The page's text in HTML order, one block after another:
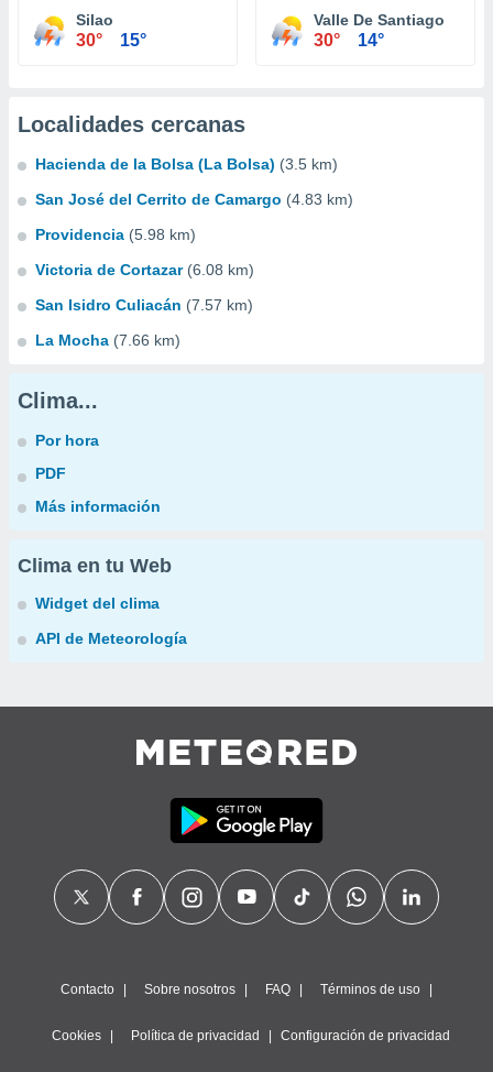
Silao
30° 15°
Valle De Santiago
30° 14°
Localidades cercanas
Hacienda de la Bolsa (La Bolsa) (3.5 km)
San José del Cerrito de Camargo (4.83 km)
Providencia (5.98 km)
Victoria de Cortazar (6.08 km)
San Isidro Culiacán (7.57 km)
La Mocha (7.66 km)
Clima...
Por hora
PDF
Más información
Clima en tu Web
Widget del clima
API de Meteorología
Contacto Sobre nosotros FAQ Términos de uso
Cookies Política de privacidad Configuración de privacidad